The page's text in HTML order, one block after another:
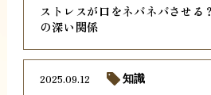
ストレスが口をネバネバさせる
の深い関係
2025.09.12 知識